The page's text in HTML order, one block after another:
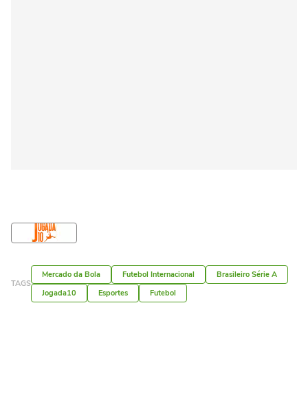
TAGS
Mercado da Bola Futebol Internacional
Brasileiro Série A
Jogada10
Esportes Futebol